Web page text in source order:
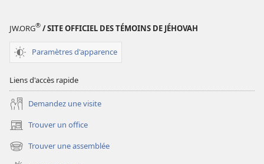
JW.ORG® / SITE OFFICIEL DES TÉMOINS DE JÉHOVAH
Paramètres d'apparence
Liens d'accès rapide
Demandez une visite
Trouver un office
(ouvre
une
nouvelle
Trouver une assemblée
(ouvre